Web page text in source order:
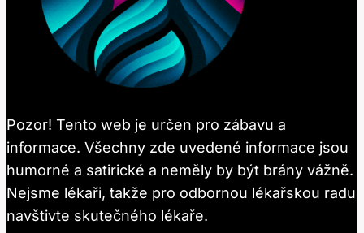
Pozor! Tento web je určen pro zábavu a
informace. Všechny zde uvedené informace jsou
humorné a satirické a neměly by být brány vážně.
Nejsme lékaři, takže pro odbornou lékařskou radu
navštivte skutečného lékaře.